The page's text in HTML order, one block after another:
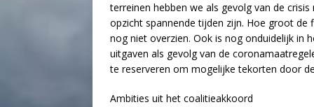
terreinen hebben we als gevolg van de
opzicht spannende tijden zijn. Hoe groot de
nog niet overzien. Ook is nog onduidelijk in
uitgaven als gevolg van de
te reserveren om mogelijke tekorten door
Ambities uit het coalitieakkoord